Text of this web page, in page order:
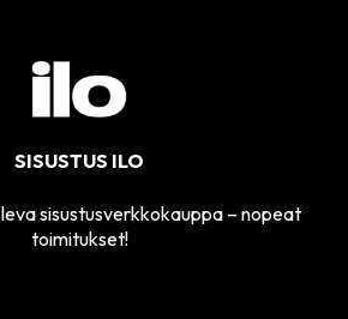
SISUSTUS ILO
sisustusverkkokauppa – nopeat
toimitukset!